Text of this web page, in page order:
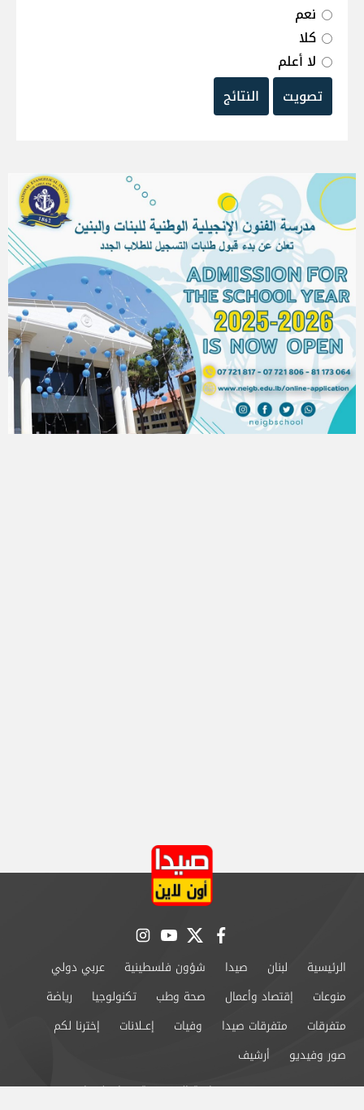
نعم
كلا
لا أعلم
تصويت
النتائج
facebook
twitter
youtube
instagram
الرئيسية لبنان صيدا شؤون فلسطينية
عربي دولي
منوعات
إقتصاد وأعمال صحة وطب تكنولوجيا
رياضة
متفرقات
متفرقات صيدا وفيات إعــلانات
إخترنا لكم
صور وفيديو
أرشيف
من نحن
سياسة الخصوصية اتصل بنا